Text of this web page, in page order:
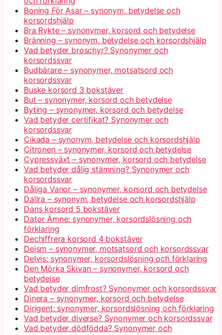
Boning För Asar – synonym, betydelse och
korsordshjälp
Bra Rykte – synonymer, korsord och betydelse
Bränning – synonym, betydelse och korsordshjälp
Vad betyder broschyr? Synonymer och
korsordssvar
Budbärare – synonymer, motsatsord och
korsordssvar
Buske korsord 3 bokstäver
But – synonymer, korsord och betydelse
Byting – synonymer, korsord och betydelse
Vad betyder certifikat? Synonymer och
korsordssvar
Cikada – synonym, betydelse och korsordshjälp
Citronen – synonymer, korsord och betydelse
Cypressväxt – synonymer, korsord och betydelse
Vad betyder dålig stämning? Synonymer och
korsordssvar
Dåliga Vanor – synonymer, korsord och betydelse
Dallra – synonym, betydelse och korsordshjälp
Dans korsord 5 bokstäver
Dator Ämne: synonymer, korsordslösning och
förklaring
Dechiffrera korsord 4 bokstäver
Deism – synonymer, motsatsord och korsordssvar
Delvis: synonymer, korsordslösning och förklaring
Den Mörka Skivan – synonymer, korsord och
betydelse
Vad betyder dimfrost? Synonymer och korsordssvar
Dinera – synonymer, korsord och betydelse
Dirigent: synonymer, korsordslösning och förklaring
Vad betyder diverse? Synonymer och korsordssvar
Vad betyder dödfödda? Synonymer och